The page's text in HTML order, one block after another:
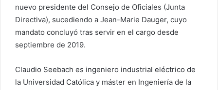
nuevo presidente del Consejo de Oficiales (Junta
Directiva), sucediendo a Jean-Marie Dauger, cuyo
mandato concluyó tras servir en el cargo desde
septiembre de 2019.
Claudio Seebach es ingeniero industrial eléctrico de
la Universidad Católica y máster en Ingeniería de la